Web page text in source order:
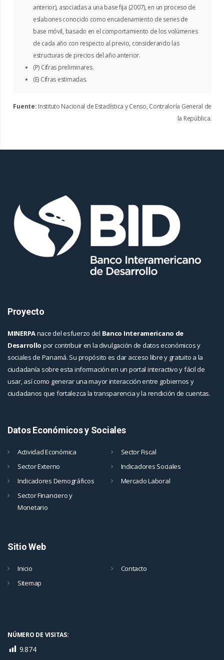
anterior), asociadas a una base fija (2007), en un proceso de
eslabones conocido como encadenamiento de series de
base móvil, basado en el comportamiento de los volúmenes
de cada año con respecto al previo, considerando las
estructuras de precios del año anterior.
(P) Cifras preliminares.
(E) Cifras estimadas.
Fuente: Instituto Nacional de Estadística y Censo, Contraloría General de
la República.
Proyecto
MINERPAnace del esfuerzo del Banco Interamericano de
Desarrollo por contribuir en la divulgación de datos económicos y
sociales de Panamá. Su propósito es dar acceso libre y gratuito a la
ciudadanía sobre esta información en un portal interactivo y fácil de
usar, así como generar una mayor interacción entre gobiernos y
ciudadanos que fortalezca la transparencia y la rendición de cuentas.
Datos Económicos y Sociales
Actividad Económica
Sector Fiscal
Sector Externo
Indicadores Sociales
Indicadores Demográficos
Mercado Laboral
Sector Financiero y
Monetario
Sitio Web
Inicio
Contacto
Sitemap
NÚMERO DE VISITAS:
9.874